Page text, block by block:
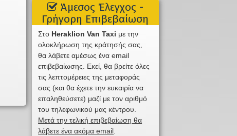
Άμεσος Έλεγχος -
Γρήγορη Επιβεβαίωση
Στο Heraklion Van Taxi με την
ολοκλήρωση της κράτησής σας,
θα λάβετε αμέσως ένα email
επιβεβαίωσης. Εκεί, θα βρείτε όλες
τις λεπτομέρειες της μεταφοράς
σας (και θα έχετε την ευκαιρία να
επαληθεύσετε) μαζί με τον αριθμό
του τηλεφωνικού μας κέντρου.
Μετά την τελική επιβεβαίωση θα
λάβετε ένα ακόμα email.